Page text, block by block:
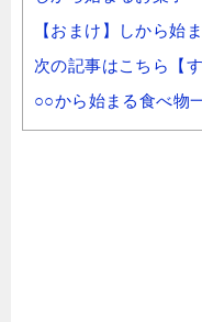
【おまけ】しから始
次の記事はこちら【す
○○から始まる食べ物